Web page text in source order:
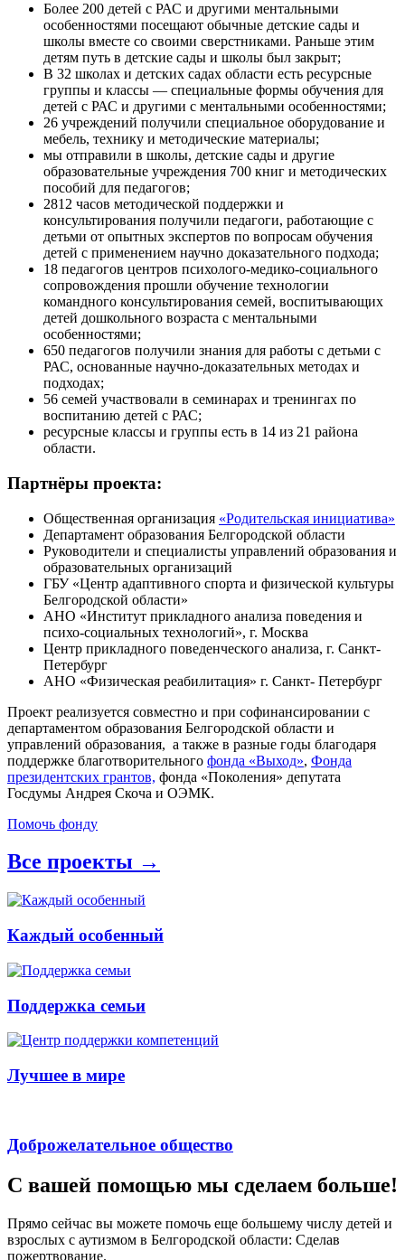
Более 200 детей с РАС и другими ментальными
особенностями посещают обычные детские сады и
школы вместе со своими сверстниками. Раньше этим
детям путь в детские сады и школы был закрыт;
В 32 школах и детских садах области есть ресурсные
группы и классы — специальные формы обучения для
детей с РАС и другими с ментальными особенностями;
26 учреждений получили специальное оборудование и
мебель, технику и методические материалы;
мы отправили в школы, детские сады и другие
образовательные учреждения 700 книг и методических
пособий для педагогов;
2812 часов методической поддержки и
консультирования получили педагоги, работающие с
детьми от опытных экспертов по вопросам обучения
детей с применением научно доказательного подхода;
18 педагогов центров психолого-медико-социального
сопровождения прошли обучение технологии
командного консультирования семей, воспитывающих
детей дошкольного возраста с ментальными
особенностями;
650 педагогов получили знания для работы с детьми с
РАС, основанные научно-доказательных методах и
подходах;
56 семей участвовали в семинарах и тренингах по
воспитанию детей с РАС;
ресурсные классы и группы есть в 14 из 21 района
области.
Партнёры проекта:
Общественная организация «Родительская инициатива»
Департамент образования Белгородской области
Руководители и специалисты управлений образования и
образовательных организаций
ГБУ «Центр адаптивного спорта и физической культуры
Белгородской области»
АНО «Институт прикладного анализа поведения и
психо-социальных технологий», г. Москва
Центр прикладного поведенческого анализа, г. Санкт-
Петербург
АНО «Физическая реабилитация» г. Санкт- Петербург
Проект реализуется совместно и при софинансировании с
департаментом образования Белгородской области и
управлений образования, а также в разные годы благодаря
поддержке благотворительного фонда «Выход», Фонда
президентских грантов, фонда «Поколения» депутата
Госдумы Андрея Скоча и ОЭМК.
Помочь фонду
Все проекты →
Каждый особенный
Поддержка семьи
Лучшее в мире
Доброжелательное общество
С вашей помощью мы сделаем больше!
Прямо сейчас вы можете помочь еще большему числу детей и
взрослых с аутизмом в Белгородской области: Сделав
пожертвование.